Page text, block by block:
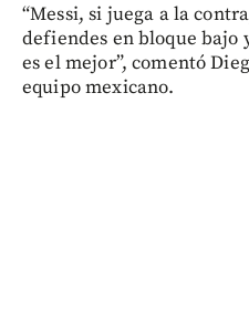
“Messi, si juega a la
defiendes en bloque bajo
es el mejor”, comentó
equipo mexicano.